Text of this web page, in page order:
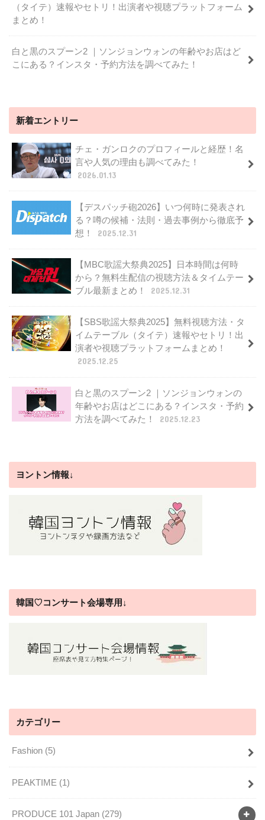
（タイテ）速報やセトリ！出演者や視聴プラットフォーム
まとめ！
白と黒のスプーン2 ｜ソンジョンウォンの年齢やお店はど
こにある？インスタ・予約方法を調べてみた！
新着エントリー
チェ・ガンロクのプロフィールと経歴！名
言や人気の理由も調べてみた！
2026.01.13
【デスパッチ砲2026】いつ何時に発表され
る？噂の候補・法則・過去事例から徹底予
想！
2025.12.31
【MBC歌謡大祭典2025】日本時間は何時
から？無料生配信の視聴方法＆タイムテー
ブル最新まとめ！
2025.12.31
【SBS歌謡大祭典2025】無料視聴方法・タ
イムテーブル（タイテ）速報やセトリ！出
演者や視聴プラットフォームまとめ！
2025.12.25
白と黒のスプーン2 ｜ソンジョンウォンの
年齢やお店はどこにある？インスタ・予約
方法を調べてみた！
2025.12.23
ヨントン情報↓
韓国♡コンサート会場専用↓
カテゴリー
Fashion (5)
PEAKTIME (1)
PRODUCE 101 Japan (279)